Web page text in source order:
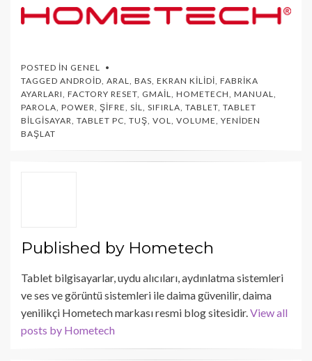
POSTED IN GENEL
TAGGED ANDROID, ARAL, BAS, EKRAN KILIDI, FABRIKA
AYARLARI, FACTORY RESET, GMAIL, HOMETECH, MANUAL,
PAROLA, POWER, ŞIFRE, SIL, SIFIRLA, TABLET, TABLET
BILGISAYAR, TABLET PC, TUŞ, VOL, VOLUME, YENIDEN
BAŞLAT
Published by Hometech
Tablet bilgisayarlar, uydu alıcıları, aydınlatma sistemleri
ve ses ve görüntü sistemleri ile daima güvenilir, daima
yenilikçi Hometech markası resmi blog sitesidir.View all
posts by Hometech